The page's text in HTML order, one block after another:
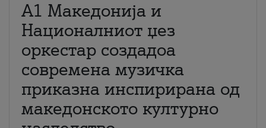
А1 Македонија и
Националниот џез
оркестар создадоа
современа музичка
приказна инспирирана од
македонското културно